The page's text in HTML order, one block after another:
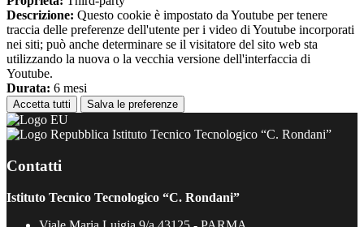
Descrizione: Questo cookie è impostato da Youtube per tenere
traccia delle preferenze dell'utente per i video di Youtube incorporati
nei siti; può anche determinare se il visitatore del sito web sta
utilizzando la nuova o la vecchia versione dell'interfaccia di
Youtube.
Durata: 6 mesi
Accetta tutti Salva le preferenze
Istituto Tecnico Tecnologico “C. Rondani”
Contatti
Istituto Tecnico Tecnologico “C. Rondani”